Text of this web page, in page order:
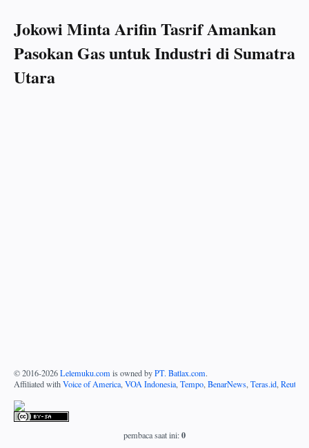
Jokowi Minta Arifin Tasrif Amankan
Pasokan Gas untuk Industri di Sumatra
Utara
© 2016-2026Lelemuku.com is owned byPT. Batlax.com.
Affiliated withVoice of America, VOA Indonesia, Tempo, BenarNews, Teras.id, Reuters
pembaca saat ini:0